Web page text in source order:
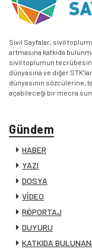
Sivil Sayfalar, sivil
artmasına katkıda
sivil toplumun
dünyasına ve diğer
dünyasının sözcülerine,
açabileceği bir mecra
Gündem
HABER
YAZI
DOSYA
VİDEO
RÖPORTAJ
DUYURU
KATKIDA